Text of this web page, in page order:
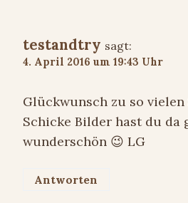
testandtry sagt:
4. April 2016 um 19:43 Uhr
Glückwunsch zu so
Schicke Bilder hast du da
wunderschön 😉 LG
Antworten